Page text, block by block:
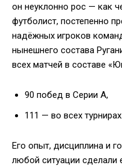
он неуклонно рос — как
футболист, постепенно
надёжных игроков
нынешнего состава
всех матчей в составе
90 побед в Серии A,
111 — во всех турнирах.
Его опыт, дисциплина и
любой ситуации сделали